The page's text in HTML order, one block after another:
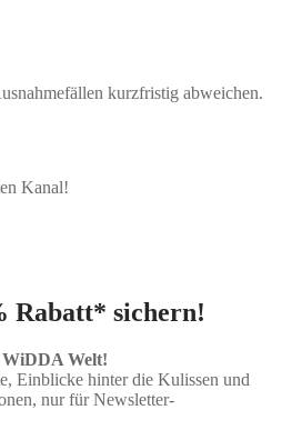
kurzfristig abweichen.
Kanal!
Rabatt* sichern!
WiDDA Welt!
Einblicke hinter die Kulissen und
nur für Newsletter-